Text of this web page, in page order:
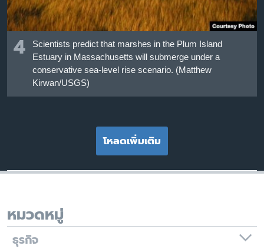
4
Scientists predict that marshes in the Plum Island
Estuary in Massachusetts will submerge under a
conservative sea-level rise scenario. (Matthew
Kirwan/USGS)
โหลดเพิ่มเติม
หมวดหมู่
ธุรกิจ